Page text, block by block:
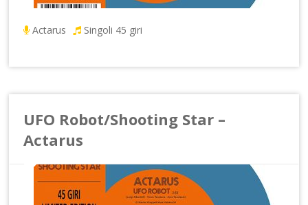
Actarus Singoli 45 giri
UFO Robot/Shooting Star –
Actarus